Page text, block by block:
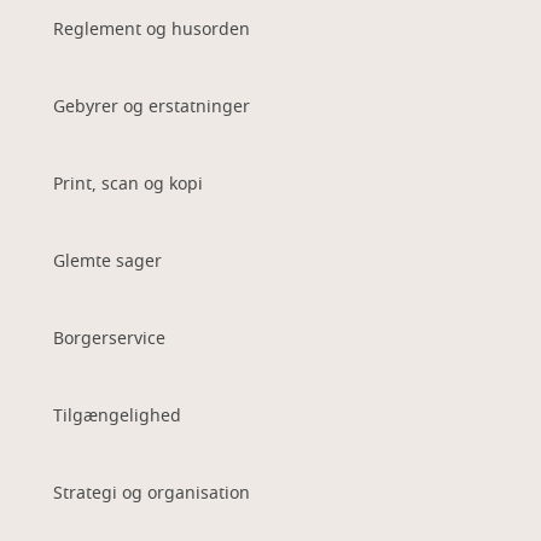
Reglement og husorden
Gebyrer og erstatninger
Print, scan og kopi
Glemte sager
Borgerservice
Tilgængelighed
Strategi og organisation